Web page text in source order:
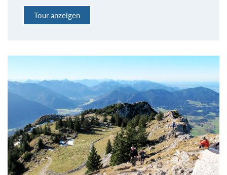
Tour anzeigen